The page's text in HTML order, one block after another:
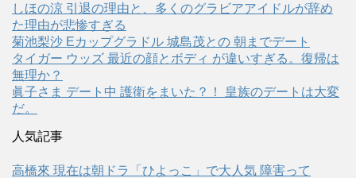
しほの涼 引退の理由と、多くのグラビアアイドルが辞め
た理由が悲惨すぎる
菊池梨沙 Eカップグラドル 城島茂との 朝までデート
タイガー ウッズ 最近の顔とボディ が違いすぎる。復帰は
無理か？
眞子さま デート中 護衛をまいた？！ 皇族のデートは大変
だ。
人気記事
高橋來 現在は朝ドラ「ひよっこ」で大人気 障害って